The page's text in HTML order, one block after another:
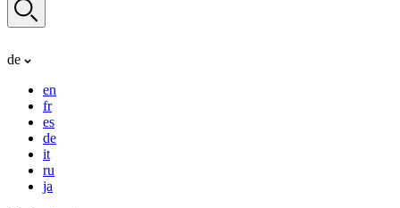
de
en
fr
es
de
it
ru
ja